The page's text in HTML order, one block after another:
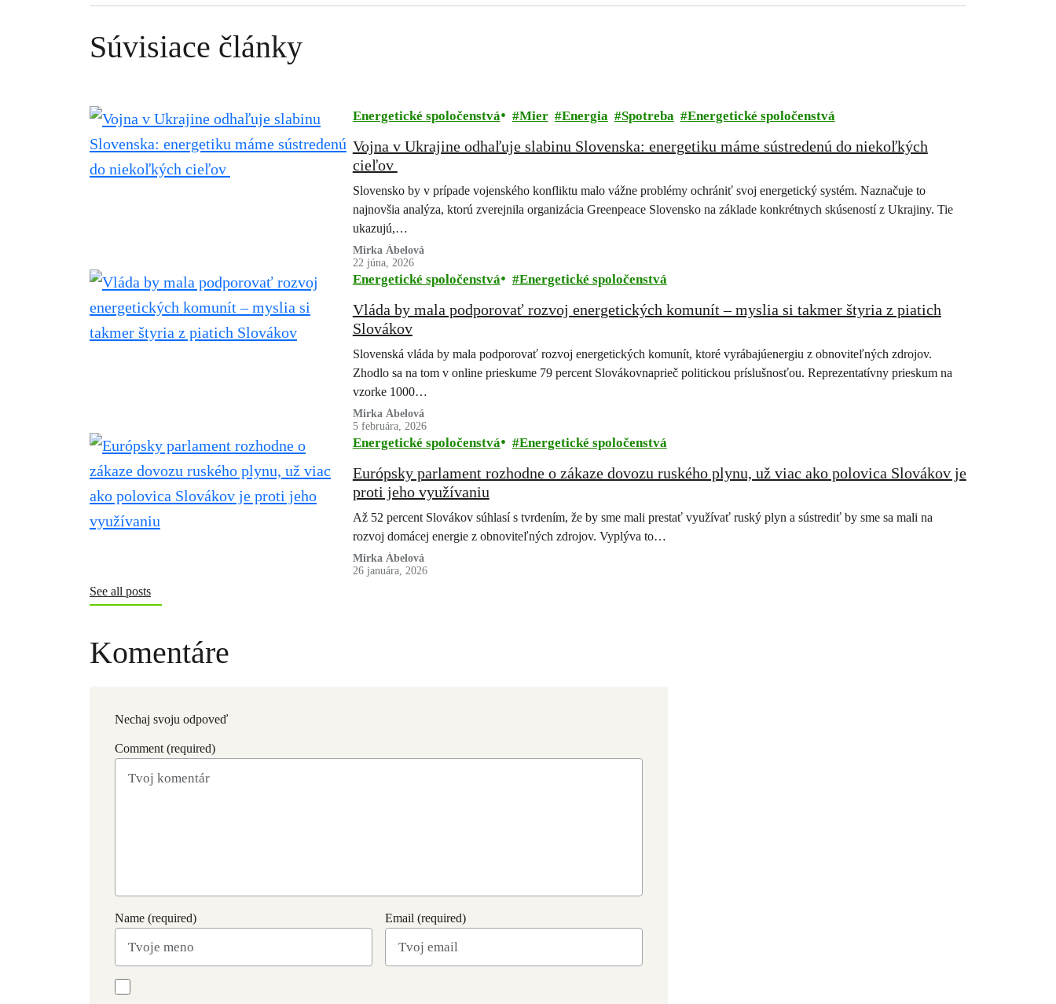
Súvisiace články
Energetické spoločenstvá Mier Energia Spotreba Energetické spoločenstvá
Vojna v Ukrajine odhaľuje slabinu Slovenska: energetiku máme sústredenú do niekoľkých
cieľov
Slovensko by v prípade vojenského konfliktu malo vážne problémy ochrániť svoj energetický systém. Naznačuje to
najnovšia analýza, ktorú zverejnila organizácia Greenpeace Slovensko na základe konkrétnych skúseností z Ukrajiny. Tie
ukazujú,…
Mirka Ábelová
22 júna, 2026
Energetické spoločenstvá Energetické spoločenstvá
Vláda by mala podporovať rozvoj energetických komunít – myslia si takmer štyria z piatich
Slovákov
Slovenská vláda by mala podporovať rozvoj energetických komunít, ktoré vyrábajúenergiu z obnoviteľných zdrojov.
Zhodlo sa na tom v online prieskume 79 percent Slovákovnaprieč politickou príslušnosťou. Reprezentatívny prieskum na
vzorke 1000…
Mirka Ábelová
5 februára, 2026
Energetické spoločenstvá Energetické spoločenstvá
Európsky parlament rozhodne o zákaze dovozu ruského plynu, už viac ako polovica Slovákov je
proti jeho využívaniu
Až 52 percent Slovákov súhlasí s tvrdením, že by sme mali prestať využívať ruský plyn a sústrediť by sme sa mali na
rozvoj domácej energie z obnoviteľných zdrojov. Vyplýva to…
Mirka Ábelová
26 januára, 2026
See all posts
Komentáre
Nechaj svoju odpoveď
Comment (required)
Name (required) Email (required)